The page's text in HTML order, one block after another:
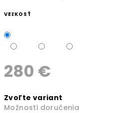
VEĽKOSŤ
280 €
cena:
Zvoľte variant
Možnosti doručenia